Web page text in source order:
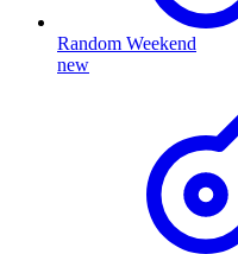
Random Weekend
new